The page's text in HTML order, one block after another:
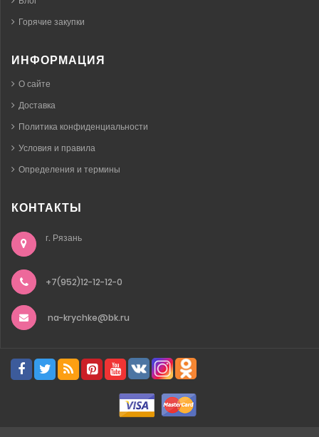
Горячие закупки
ИНФОРМАЦИЯ
О сайте
Доставка
Политика конфиденциальности
Условия и правила
Определения и термины
КОНТАКТЫ
г. Рязань
+7(952)12-12-12-0
na-krychke@bk.ru